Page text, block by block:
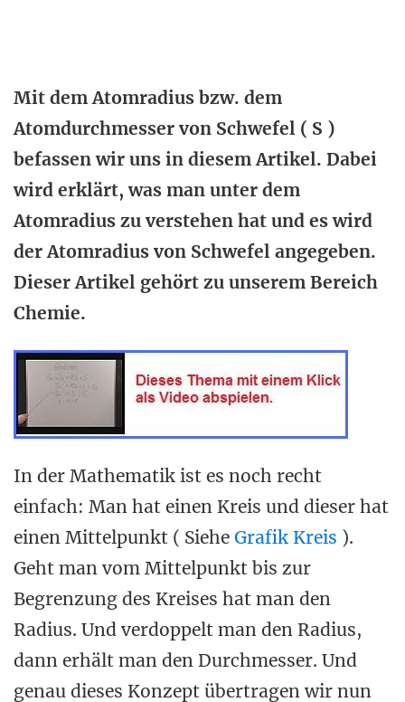
Mit dem Atomradius bzw. dem
Atomdurchmesser von Schwefel ( S )
befassen wir uns in diesem Artikel. Dabei
wird erklärt, was man unter dem
Atomradius zu verstehen hat und es wird
der Atomradius von Schwefel angegeben.
Dieser Artikel gehört zu unserem Bereich
Chemie.
In der Mathematik ist es noch recht
einfach: Man hat einen Kreis und dieser hat
einen Mittelpunkt ( Siehe Grafik Kreis ).
Geht man vom Mittelpunkt bis zur
Begrenzung des Kreises hat man den
Radius. Und verdoppelt man den Radius,
dann erhält man den Durchmesser. Und
genau dieses Konzept übertragen wir nun